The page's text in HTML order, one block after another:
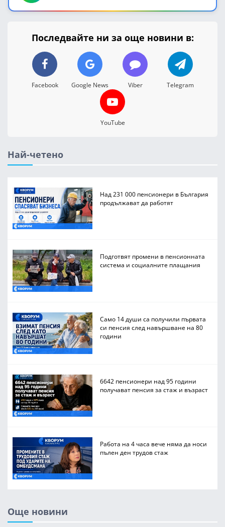
Последвайте ни за още новини в:
Facebook Google News Viber Telegram
YouTube
Най-четено
Над 231 000 пенсионери в България
продължават да работят
Подготвят промени в пенсионната
система и социалните плащания
Само 14 души са получили първата
си пенсия след навършване на 80
години
6642 пенсионери над 95 години
получават пенсия за стаж и възраст
Работа на 4 часа вече няма да носи
пълен ден трудов стаж
Още новини